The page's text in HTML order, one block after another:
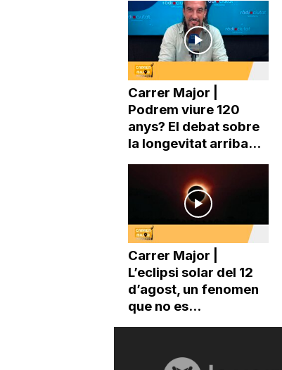
Carrer Major |
Podrem viure 120
anys? El debat sobre
la longevitat arriba...
Carrer Major |
L’eclipsi solar del 12
d’agost, un fenomen
que no es...